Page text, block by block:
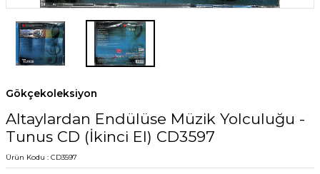
Gökçekoleksiyon
Altaylardan Endülüse Müzik Yolculuğu -
Tunus CD (İkinci El) CD3597
Ürün Kodu : CD3597